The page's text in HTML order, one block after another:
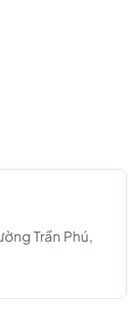
Trần Phú,